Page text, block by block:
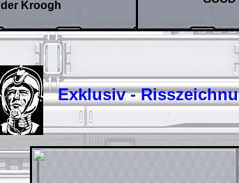
der Kroogh
Exklusiv -